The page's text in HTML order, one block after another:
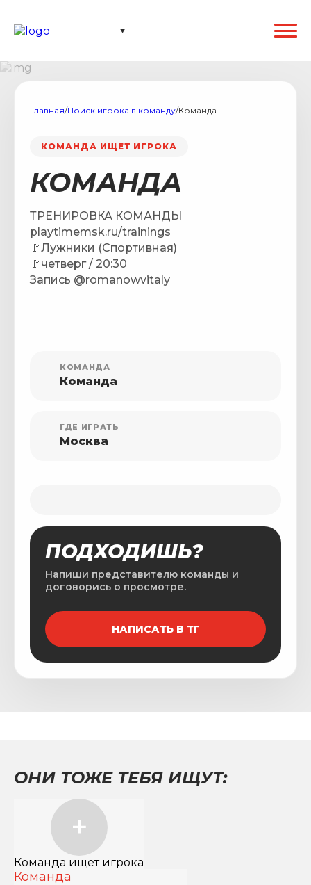
Главная/Поиск игрока в команду/Команда
КОМАНДА ИЩЕТ ИГРОКА
КОМАНДА
ТРЕНИРОВКА КОМАНДЫ
playtimemsk.ru/trainings
🚩Лужники (Спортивная)
🚩четверг / 20:30
Запись @romanowvitaly
КОМАНДА
Команда
ГДЕ ИГРАТЬ
Москва
ПОДХОДИШЬ?
Напиши представителю команды и
договорись о просмотре.
НАПИСАТЬ В ТГ
ОНИ ТОЖЕ ТЕБЯ ИЩУТ:
Команда ищет игрока
Команда